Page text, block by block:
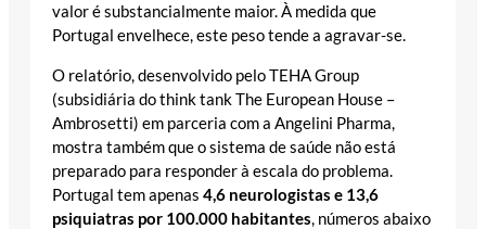
valor é substancialmente maior. À medida que
Portugal envelhece, este peso tende a agravar-se.
O relatório, desenvolvido pelo TEHA Group
(subsidiária do think tank The European House –
Ambrosetti) em parceria com a Angelini Pharma,
mostra também que o sistema de saúde não está
preparado para responder à escala do problema.
Portugal tem apenas 4,6 neurologistas e 13,6
psiquiatras por 100.000 habitantes, números abaixo